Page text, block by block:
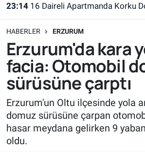
23:14 16 Daireli Apartmanda Korku Dolu Anlar!
HABERLER ERZURUM
Erzurum'da kara
facia: Otomobil
sürüsüne çarptı
Erzurum'un Oltu ilçesinde yola
domuz sürüsüne çarpan
hasar meydana gelirken 9
oldu.
Süper Lig Puan Durumu ve
Tüm Manşetler
Son Dakika Haberleri
Haber Arşivi